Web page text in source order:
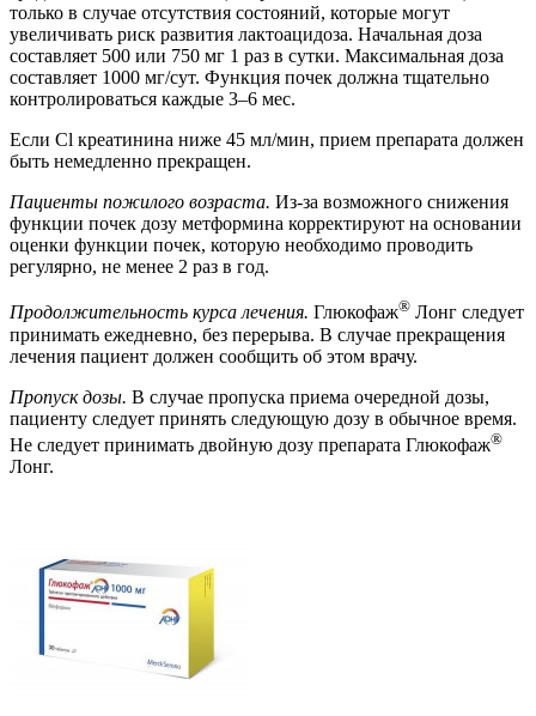
только в случае отсутствия состояний, которые могут
увеличивать риск развития лактоацидоза. Начальная доза
составляет 500 или 750 мг 1 раз в сутки. Максимальная доза
составляет 1000 мг/сут. Функция почек должна тщательно
контролироваться каждые 3–6 мес.
Если Cl креатинина ниже 45 мл/мин, прием препарата должен
быть немедленно прекращен.
Пациенты пожилого возраста. Из-за возможного снижения
функции почек дозу метформина корректируют на основании
оценки функции почек, которую необходимо проводить
регулярно, не менее 2 раз в год.
Продолжительность курса лечения. Глюкофаж® Лонг следует
принимать ежедневно, без перерыва. В случае прекращения
лечения пациент должен сообщить об этом врачу.
Пропуск дозы. В случае пропуска приема очередной дозы,
пациенту следует принять следующую дозу в обычное время.
Не следует принимать двойную дозу препарата Глюкофаж®
Лонг.